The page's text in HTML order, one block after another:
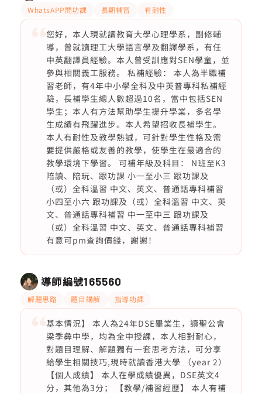
WhatsAPP問功課 長期補習 有耐性
您好，本人現就讀教育大學心理學系，副修輔
導，曾就讀理工大學語言學及翻譯學系，有任
中英翻譯員經驗。本人曾受訓應對SEN學童，並
參與相關義工服務。 私補經驗： 本人為半職補
習老師，有4年中小學全科及中英普專科私補經
驗，長補學生總人數超過10名，當中包括SEN
學生；本人有方法幫助學生提升學業，多名學
生成績有飛躍進步。本人希望招收長補學生。
本人有耐性及教學熱誠，可針對學生性格及需
要提供嚴格或友善的教學，使學生在最適合的
教學環境下學習。 可補年級及科目： N班至K3
陪讀、陪玩、跟功課 小一至小三 跟功課及
（或）全科溫習 中文、英文、普通話專科補習
小四至小六 跟功課及（或）全科溫習 中文、英
文、普通話專科補習 中一至中三 跟功課及
（或）全科溫習 中文、英文、普通話專科補習
有意可pm查詢價錢，謝謝！
導師編號165560
解題思路 題目講解 指導功課
基本情況】 本人為24年DSE畢業生，讀聖公會
梁季彜中學，均為全中授課，本人相對耐心，
對題目理解、解題獨有一套思考方法，可分享
給學生相關技巧,現時就讀香港大學 （year 2）
【個人成績】 本人在學成績優異，DSE英文4
分，其他為3分； 【教學/補習經歷】 本人有補